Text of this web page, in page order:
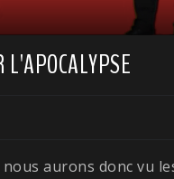
aurons donc vu